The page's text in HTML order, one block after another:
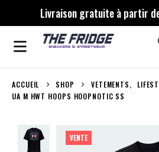
Livraison gratuite à partir
ACCUEIL SHOP VETEMENTS,
UA M HWT HOOPS HOOPNOTIC SS
VENTE